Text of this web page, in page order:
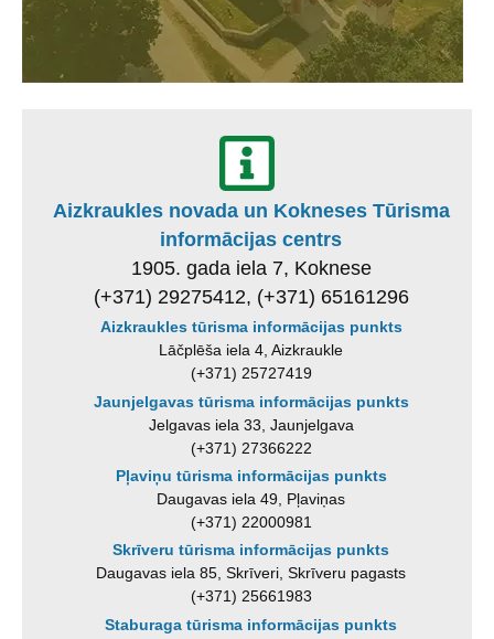
Aizkraukles novada un Kokneses Tūrisma
informācijas centrs
1905. gada iela 7, Koknese
(+371) 29275412, (+371) 65161296
Aizkraukles tūrisma informācijas punkts
Lāčplēša iela 4, Aizkraukle
(+371) 25727419
Jaunjelgavas tūrisma informācijas punkts
Jelgavas iela 33, Jaunjelgava
(+371) 27366222
Pļaviņu tūrisma informācijas punkts
Daugavas iela 49, Pļaviņas
(+371) 22000981
Skrīveru tūrisma informācijas punkts
Daugavas iela 85, Skrīveri, Skrīveru pagasts
(+371) 25661983
Staburaga tūrisma informācijas punkts